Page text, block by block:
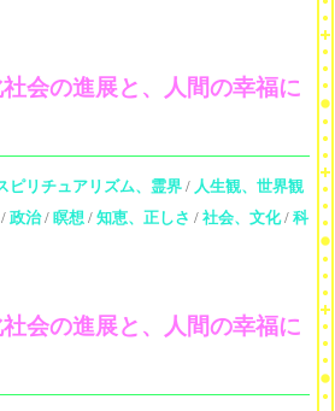
会の進展と、人間の幸福に
ピリチュアリズム、霊界 / 人生観、世界観
政治/ 瞑想 / 知恵、正しさ / 社会、文化/ 科
会の進展と、人間の幸福に